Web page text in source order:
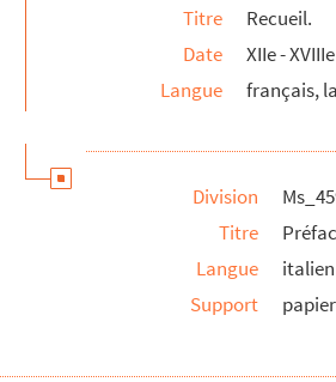
Titre
Recueil.
Date
XIIe -
Langue
français,
Division
Titre
Langue
italien
Support
papier